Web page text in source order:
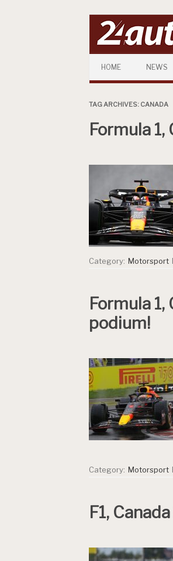
HOME NEWS
TAG ARCHIVES: CANADA
Formula
Category: Motorsport
Formula
podium!
Category: Motorsport
F1,